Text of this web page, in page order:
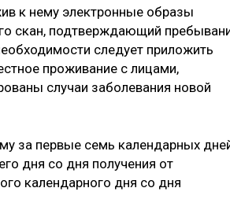
к нему электронные образы
скан, подтверждающий
следует приложить
проживание с лицами,
случаи заболевания новой
за первые семь календарных
дня со дня получения от
календарного дня со дня